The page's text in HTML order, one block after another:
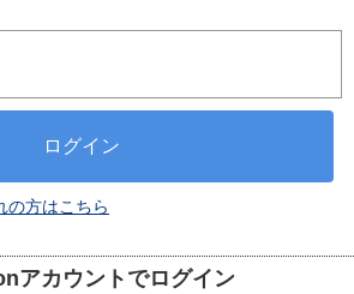
の方はこちら
アカウントでログイン